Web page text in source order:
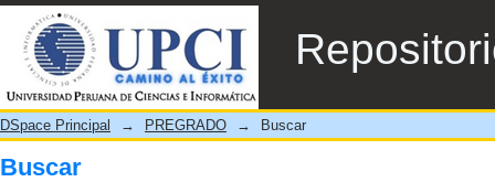
Buscar
DSpace Principal → PREGRADO → Buscar
Buscar